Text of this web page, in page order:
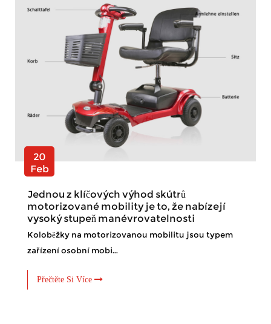
20
Feb
Jednou z klíčových výhod skútrů
motorizované mobility je to, že nabízejí
vysoký stupeň manévrovatelnosti
Koloběžky na motorizovanou mobilitu jsou typem
zařízení osobní mobi...
Přečtěte Si Více